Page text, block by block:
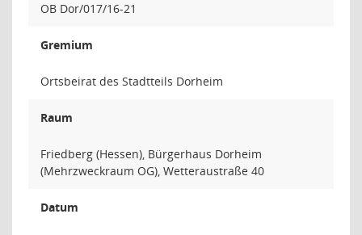
OB Dor/017/16-21
Gremium
Ortsbeirat des Stadtteils Dorheim
Raum
Friedberg (Hessen), Bürgerhaus Dorheim
(Mehrzweckraum OG), Wetteraustraße 40
Datum